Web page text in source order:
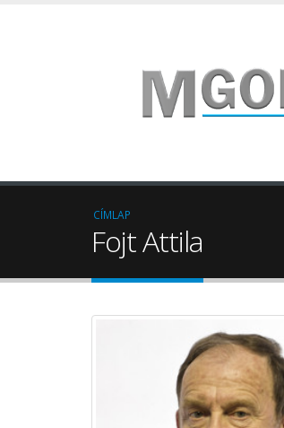
CÍMLAP
Fojt Attila